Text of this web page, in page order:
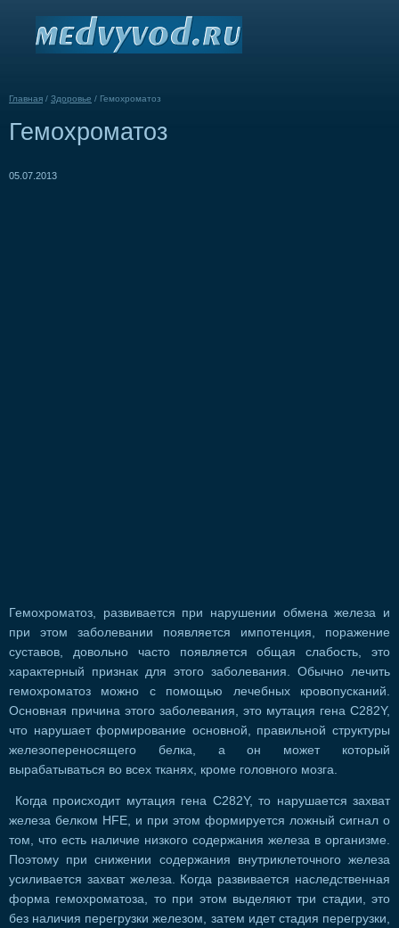
Главная / Здоровье / Гемохроматоз
Гемохроматоз
05.07.2013
Гемохроматоз, развивается при нарушении обмена железа и
при этом заболевании появляется импотенция, поражение
суставов, довольно часто появляется общая слабость, это
характерный признак для этого заболевания. Обычно лечить
гемохроматоз можно с помощью лечебных кровопусканий.
Основная причина этого заболевания, это мутация гена C282Y,
что нарушает формирование основной, правильной структуры
железопереносящего белка, а он может который
вырабатываться во всех тканях, кроме головного мозга.
Когда происходит мутация гена C282Y, то нарушается захват
железа белком HFE, и при этом формируется ложный сигнал о
том, что есть наличие низкого содержания железа в организме.
Поэтому при снижении содержания внутриклеточного железа
усиливается захват железа. Когда развивается наследственная
форма гемохроматоза, то при этом выделяют три стадии, это
без наличия перегрузки железом, затем идет стадия перегрузки,